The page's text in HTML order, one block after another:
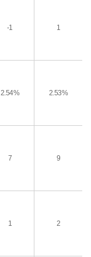
-1 1
2.54% 2.53%
7 9
1 2